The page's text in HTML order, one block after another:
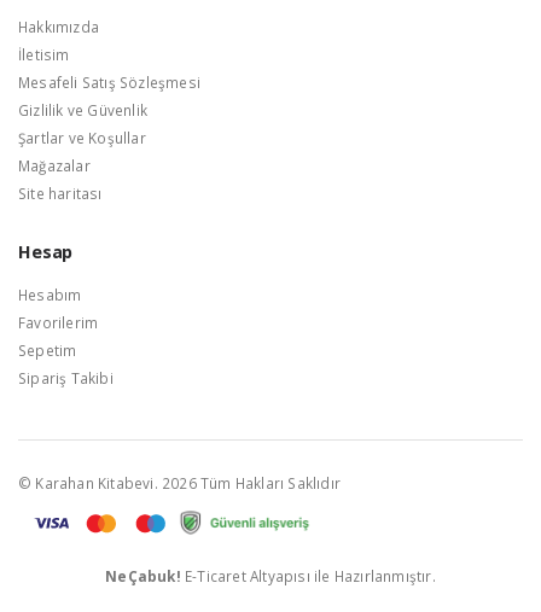
Hakkımızda
İletisim
Mesafeli Satış Sözleşmesi
Gizlilik ve Güvenlik
Şartlar ve Koşullar
Mağazalar
Site haritası
Hesap
Hesabım
Favorilerim
Sepetim
Sipariş Takibi
© Karahan Kitabevi. 2026 Tüm Hakları Saklıdır
NeÇabuk! E-Ticaret Altyapısı ile Hazırlanmıştır.